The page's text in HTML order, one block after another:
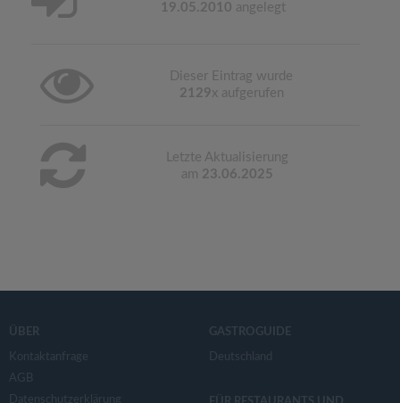
19.05.2010 angelegt
Dieser Eintrag wurde
2129x aufgerufen
Letzte Aktualisierung
am 23.06.2025
ÜBER
Kontaktanfrage
AGB
Datenschutzerklärung
GASTROGUIDE
Deutschland